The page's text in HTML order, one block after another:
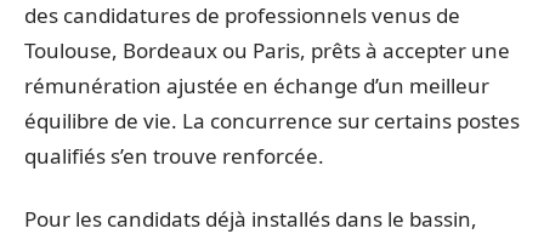
des candidatures de professionnels venus de
Toulouse, Bordeaux ou Paris, prêts à accepter une
rémunération ajustée en échange d’un meilleur
équilibre de vie. La concurrence sur certains postes
qualifiés s’en trouve renforcée.
Pour les candidats déjà installés dans le bassin,